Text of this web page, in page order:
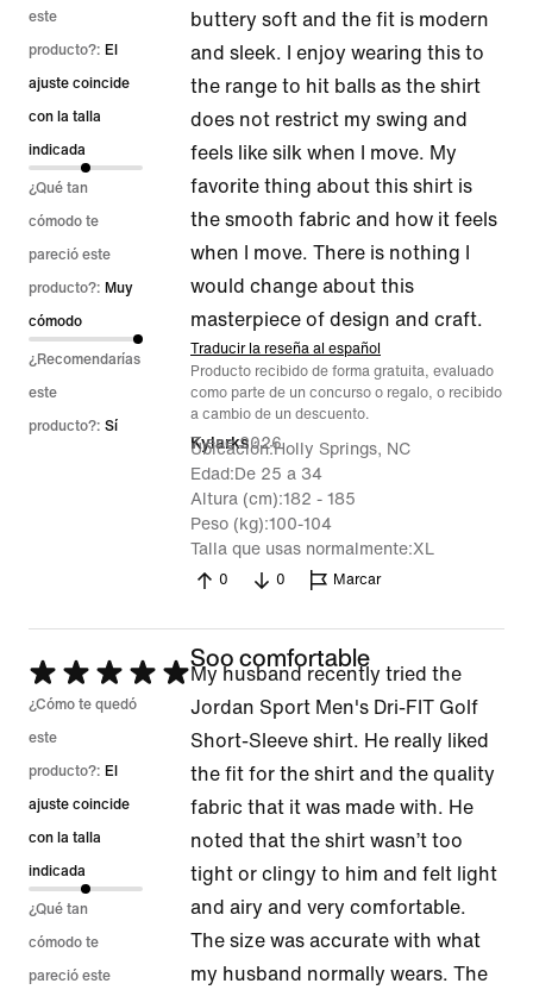
con
5
de
5
este
producto?: El
ajuste coincide
con la talla
indicada
¿Qué tan
cómodo te
pareció este
producto?: Muy
cómodo
¿Recomendarías
este
producto?: Sí
buttery soft and the fit is modern
and sleek. I enjoy wearing this to
the range to hit balls as the shirt
does not restrict my swing and
feels like silk when I move. My
favorite thing about this shirt is
the smooth fabric and how it feels
when I move. There is nothing I
would change about this
masterpiece of design and craft.
Traducir la reseña al español
Producto recibido de forma gratuita, evaluado
como parte de un concurso o regalo, o recibido
a cambio de un descuento.
Kylarks
7 ene 2026
Ubicación Holly Springs, NC
Edad De 25 a 34
Altura (cm) 182 - 185
Peso (kg) 100-104
Talla que usas normalmente XL
0 0 Marcar
Se
calificó
con
5
de
5
¿Cómo te quedó
este
producto?: El
ajuste coincide
con la talla
indicada
¿Qué tan
cómodo te
pareció este
Soo comfortable
My husband recently tried the
Jordan Sport Men's Dri-FIT Golf
Short-Sleeve shirt. He really liked
the fit for the shirt and the quality
fabric that it was made with. He
noted that the shirt wasn’t too
tight or clingy to him and felt light
and airy and very comfortable.
The size was accurate with what
my husband normally wears. The